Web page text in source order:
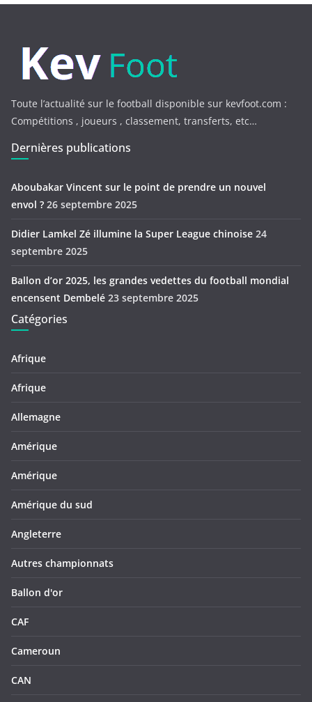
Toute l’actualité sur le football disponible sur kevfoot.com :
Compétitions , joueurs , classement, transferts, etc…
Dernières publications
Aboubakar Vincent sur le point de prendre un nouvel
envol ? 26 septembre 2025
Didier Lamkel Zé illumine la Super League chinoise 24
septembre 2025
Ballon d’or 2025, les grandes vedettes du football mondial
encensent Dembelé 23 septembre 2025
Catégories
Afrique
Afrique
Allemagne
Amérique
Amérique
Amérique du sud
Angleterre
Autres championnats
Ballon d'or
CAF
Cameroun
CAN